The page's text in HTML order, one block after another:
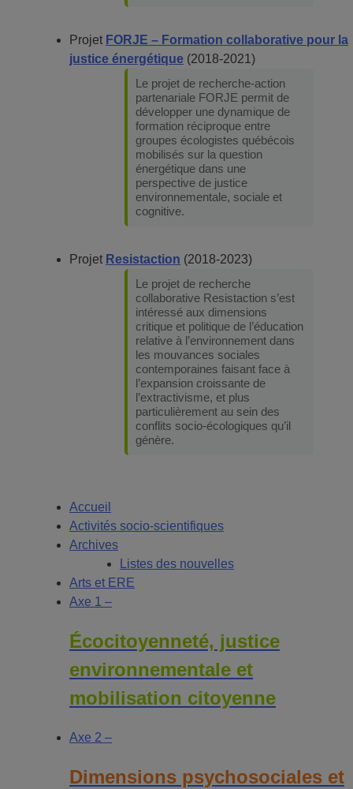
Projet FORJE – Formation collaborative pour la
justice énergétique (2018-2021)
Le projet de recherche-action
partenariale FORJE permit de
développer une dynamique de
formation réciproque entre
groupes écologistes québécois
mobilisés sur la question
énergétique dans une
perspective de justice
environnementale, sociale et
cognitive.
Projet Resistaction (2018-2023)
Le projet de recherche
collaborative Resistaction s’est
intéressé aux dimensions
critique et politique de l’éducation
relative à l’environnement dans
les mouvances sociales
contemporaines faisant face à
l’expansion croissante de
l’extractivisme, et plus
particulièrement au sein des
conflits socio-écologiques qu’il
génère.
Accueil
Activités socio-scientifiques
Archives
Listes des nouvelles
Arts et ERE
Axe 1 –
Écocitoyenneté, justice
environnementale et
mobilisation citoyenne
Axe 2 –
Dimensions psychosociales et